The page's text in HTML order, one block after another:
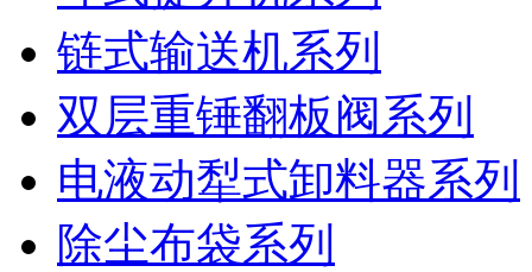
链式输送机系列
双层重锤翻板阀系列
电液动犁式卸料器系列
除尘布袋系列